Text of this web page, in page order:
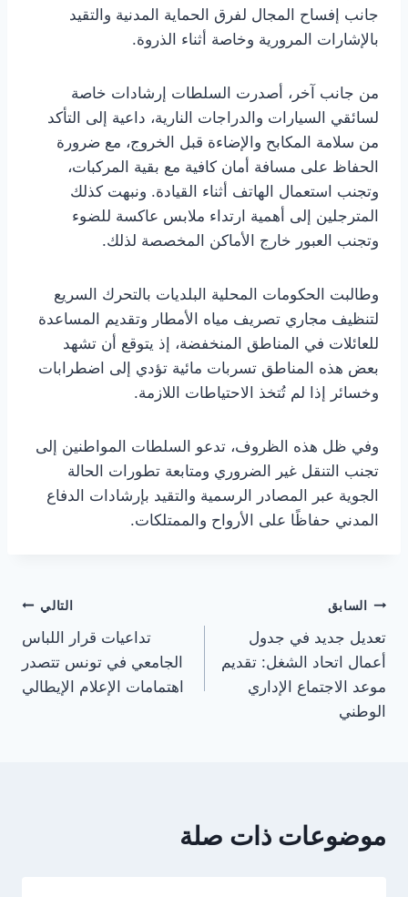
جانب إفساح المجال لفرق الحماية المدنية والتقيد
بالإشارات المرورية وخاصة أثناء الذروة.
من جانب آخر، أصدرت السلطات إرشادات خاصة
لسائقي السيارات والدراجات النارية، داعية إلى التأكد
من سلامة المكابح والإضاءة قبل الخروج، مع ضرورة
الحفاظ على مسافة أمان كافية مع بقية المركبات،
وتجنب استعمال الهاتف أثناء القيادة. ونبهت كذلك
المترجلين إلى أهمية ارتداء ملابس عاكسة للضوء
وتجنب العبور خارج الأماكن المخصصة لذلك.
وطالبت الحكومات المحلية البلديات بالتحرك السريع
لتنظيف مجاري تصريف مياه الأمطار وتقديم المساعدة
للعائلات في المناطق المنخفضة، إذ يتوقع أن تشهد
بعض هذه المناطق تسربات مائية تؤدي إلى اضطرابات
وخسائر إذا لم تُتخذ الاحتياطات اللازمة.
وفي ظل هذه الظروف، تدعو السلطات المواطنين إلى
تجنب التنقل غير الضروري ومتابعة تطورات الحالة
الجوية عبر المصادر الرسمية والتقيد بإرشادات الدفاع
المدني حفاظًا على الأرواح والممتلكات.
تصفّح
المقالات
السابق
تعديل جديد في جدول
أعمال اتحاد الشغل: تقديم
موعد الاجتماع الإداري
الوطني
التالي
تداعيات قرار اللباس
الجامعي في تونس تتصدر
اهتمامات الإعلام الإيطالي
موضوعات ذات صلة